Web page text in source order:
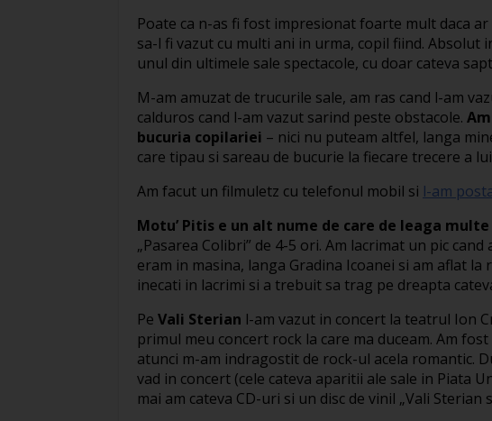
Poate ca n-as fi fost impresionat foarte mult daca
sa-l fi vazut cu multi ani in urma, copil fiind.
unul din ultimele sale spectacole, cu doar cateva
M-am amuzat de trucurile sale, am ras cand l-am
calduros cand l-am vazut sarind peste obstacole.
bucuria copilariei – nici nu puteam altfel, langa
care tipau si sareau de bucurie la fiecare trecere a
Am facut un filmuletz cu telefonul mobil si l-am
Motu’ Pitis e un alt nume de care de leaga
„Pasarea Colibri” de 4-5 ori. Am lacrimat un pic
eram in masina, langa Gradina Icoanei si am aflat
inecati in lacrimi si a trebuit sa trag pe dreapta
Pe Vali Sterian l-am vazut in concert la teatrul Ion
primul meu concert rock la care ma duceam. Am
atunci m-am indragostit de rock-ul acela romantic.
vad in concert (cele cateva aparitii ale sale in Piata
mai am cateva CD-uri si un disc de vinil „Vali Sterian